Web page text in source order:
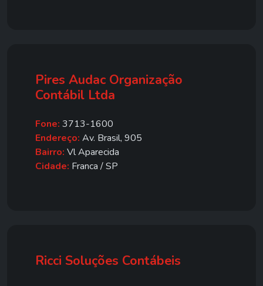
Pires Audac Organização
Contábil Ltda
Fone: 3713-1600
Endereço: Av. Brasil, 905
Bairro: Vl Aparecida
Cidade: Franca / SP
Ricci Soluções Contábeis